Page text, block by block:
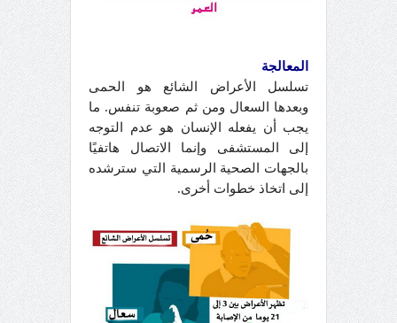
المعالجة
تسلسل الأعراض الشائع هو الحمى
وبعدها السعال ومن ثم صعوبة تنفس. ما
يجب أن يفعله الإنسان هو عدم التوجه
إلى المستشفى وإنما الاتصال هاتفيًا
بالجهات الصحية الرسمية التي سترشده
إلى اتخاذ خطوات أخرى.